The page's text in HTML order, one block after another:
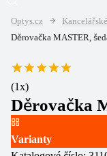
Optys.cz
Děrovačka MASTER,
(1x)
Děrovačka
Varianty